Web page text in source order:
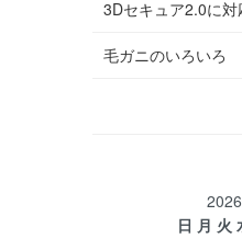
3Dセキュア2.0に対
毛ガニのいろいろ
日 月 火